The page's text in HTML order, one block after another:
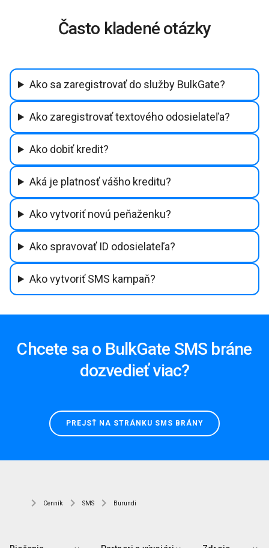
Často kladené otázky
Ako sa zaregistrovať do služby BulkGate?
Ako zaregistrovať textového odosielateľa?
Ako dobiť kredit?
Aká je platnosť vášho kreditu?
Ako vytvoriť novú peňaženku?
Ako spravovať ID odosielateľa?
Ako vytvoriť SMS kampaň?
Chcete sa o BulkGate SMS bráne
dozvedieť viac?
PREJSŤ NA STRÁNKU SMS BRÁNY
Cenník SMS Burundi